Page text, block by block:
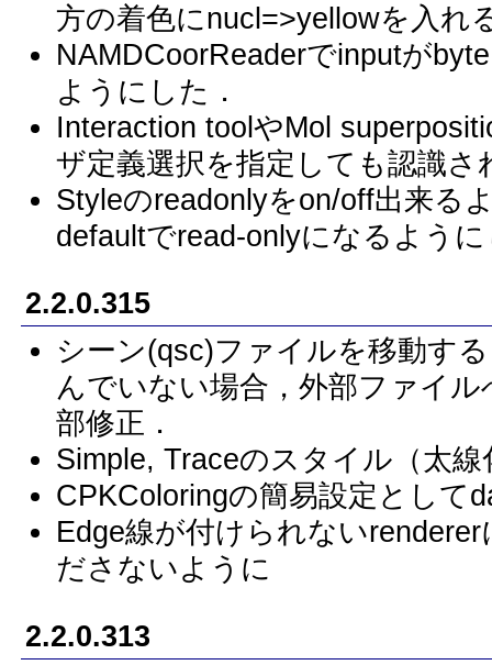
方の着色にnucl=>yellowを入れ
NAMDCoorReaderでinputが
ようにした．
Interaction toolやMol
ザ定義選択を指定しても認識さ
Styleのreadonlyをon/off出来る
defaultでread-onlyになるよう
2.2.0.315
シーン(qsc)ファイルを移動す
んでいない場合，外部ファイ
部修正．
Simple, Traceのスタイル（太線
CPKColoringの簡易設定として
Edge線が付けられない
ださないように
2.2.0.313